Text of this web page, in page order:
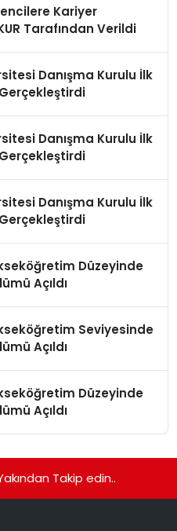
Kariyer
Tarafından Verildi
Danışma Kurulu İlk
Gerçekleştirdi
Danışma Kurulu İlk
Gerçekleştirdi
Danışma Kurulu İlk
Gerçekleştirdi
Düzeyinde
Açıldı
Seviyesinde
Açıldı
Düzeyinde
Açıldı
Takip edin..